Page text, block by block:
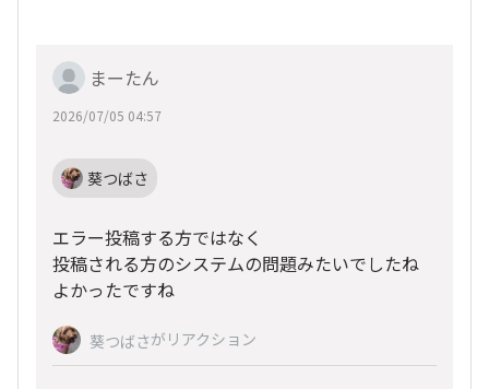
まーたん
2026/07/05 04:57
葵つばさ
エラー投稿する方ではなく
投稿される方のシステムの問題みたいでしたね
よかったですね
葵つばさがリアクション